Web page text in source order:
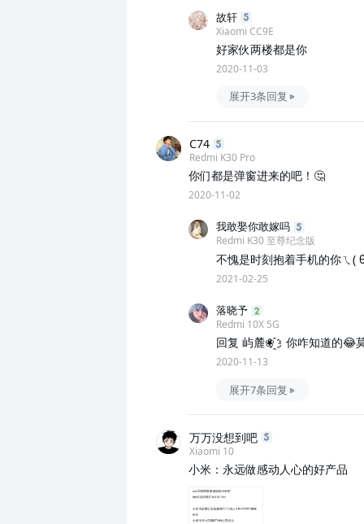
故轩
Xiaomi CC9E
好家伙两楼都是你
2020-11-03
展开3条回复
C74
Redmi K30 Pro
你们都是弹窗进来的吧！🤔
2020-11-02
我敢娶你敢嫁吗
Redmi K30 至尊纪念版
不愧是时刻抱着手机的你ㄟ(
2021-02-25
落晓予
Redmi 10X 5G
回复 屿麓❀҈：你咋知道的😂
2020-11-13
展开7条回复
万万没想到吧
Xiaomi 10
小米：永远做感动人心的好产品